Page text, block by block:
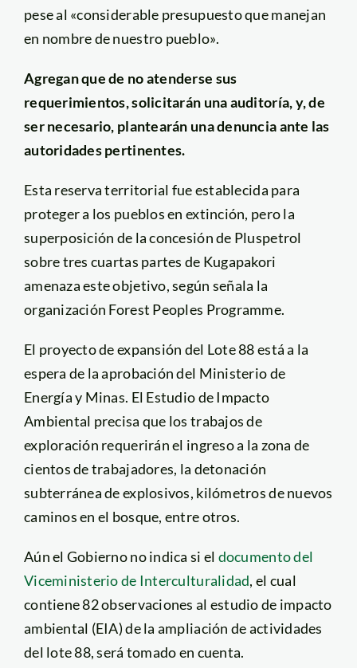
pese al «considerable presupuesto que manejan
en nombre de nuestro pueblo».
Agregan que de no atenderse sus
requerimientos, solicitarán una auditoría, y, de
ser necesario, plantearán una denuncia ante las
autoridades pertinentes.
Esta reserva territorial fue establecida para
proteger a los pueblos en extinción, pero la
superposición de la concesión de Pluspetrol
sobre tres cuartas partes de Kugapakori
amenaza este objetivo, según señala la
organización Forest Peoples Programme.
El proyecto de expansión del Lote 88 está a la
espera de la aprobación del Ministerio de
Energía y Minas. El Estudio de Impacto
Ambiental precisa que los trabajos de
exploración requerirán el ingreso a la zona de
cientos de trabajadores, la detonación
subterránea de explosivos, kilómetros de nuevos
caminos en el bosque, entre otros.
Aún el Gobierno no indica si el documento del
Viceministerio de Interculturalidad, el cual
contiene 82 observaciones al estudio de impacto
ambiental (EIA) de la ampliación de actividades
del lote 88, será tomado en cuenta.